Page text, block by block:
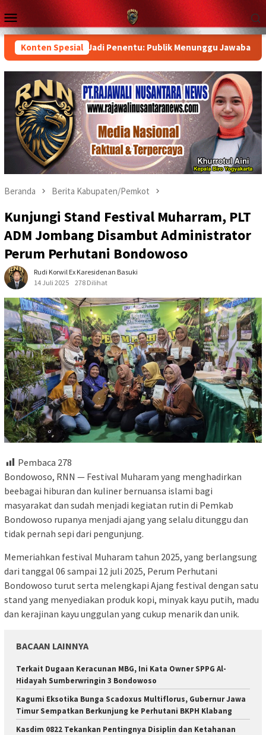
Loncat
ke
konten
Menu
Mobile
Konten SpesialJadi Penentu: Publik Menunggu Jawaban
Beranda Berita Kabupaten/Pemkot
Kunjungi Stand Festival Muharram, PLT
ADM Jombang Disambut Administrator
Perum Perhutani Bondowoso
Rudi Korwil Ex Karesidenan Basuki
14 Juli 2025
278 Dilihat
Pembaca 278
Bondowoso, RNN — Festival Muharam yang menghadirkan
beebagai hiburan dan kuliner bernuansa islami bagi
masyarakat dan sudah menjadi kegiatan rutin di Pemkab
Bondowoso rupanya menjadi ajang yang selalu ditunggu dan
tidak pernah sepi dari pengunjung.
Memeriahkan festival Muharam tahun 2025, yang berlangsung
dari tanggal 06 sampai 12 juli 2025, Perum Perhutani
Bondowoso turut serta melengkapi Ajang festival dengan satu
stand yang menyediakan produk kopi, minyak kayu putih, madu
dan kerajinan kayu unggulan yang cukup menarik dan unik.
BACAAN LAINNYA
Terkait Dugaan Keracunan MBG, Ini Kata Owner SPPG Al-
Hidayah Sumberwringin 3 Bondowoso
Kagumi Eksotika Bunga Scadoxus Multiflorus, Gubernur Jawa
Timur Sempatkan Berkunjung ke Perhutani BKPH Klabang
Kasdim 0822 Tekankan Pentingnya Disiplin dan Ketahanan